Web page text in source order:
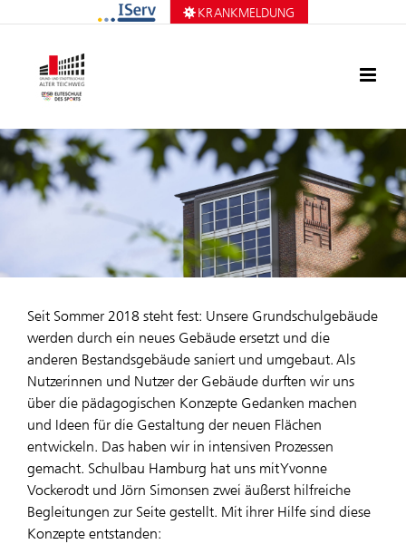
springen
KRANKMELDUNG
Seit Sommer 2018 steht fest: Unsere Grundschulgebäude
werden durch ein neues Gebäude ersetzt und die
anderen Bestandsgebäude saniert und umgebaut. Als
Nutzerinnen und Nutzer der Gebäude durften wir uns
über die pädagogischen Konzepte Gedanken machen
und Ideen für die Gestaltung der neuen Flächen
entwickeln. Das haben wir in intensiven Prozessen
gemacht. Schulbau Hamburg hat uns mit Yvonne
Vockerodt und Jörn Simonsen zwei äußerst hilfreiche
Begleitungen zur Seite gestellt. Mit ihrer Hilfe sind diese
Konzepte entstanden: